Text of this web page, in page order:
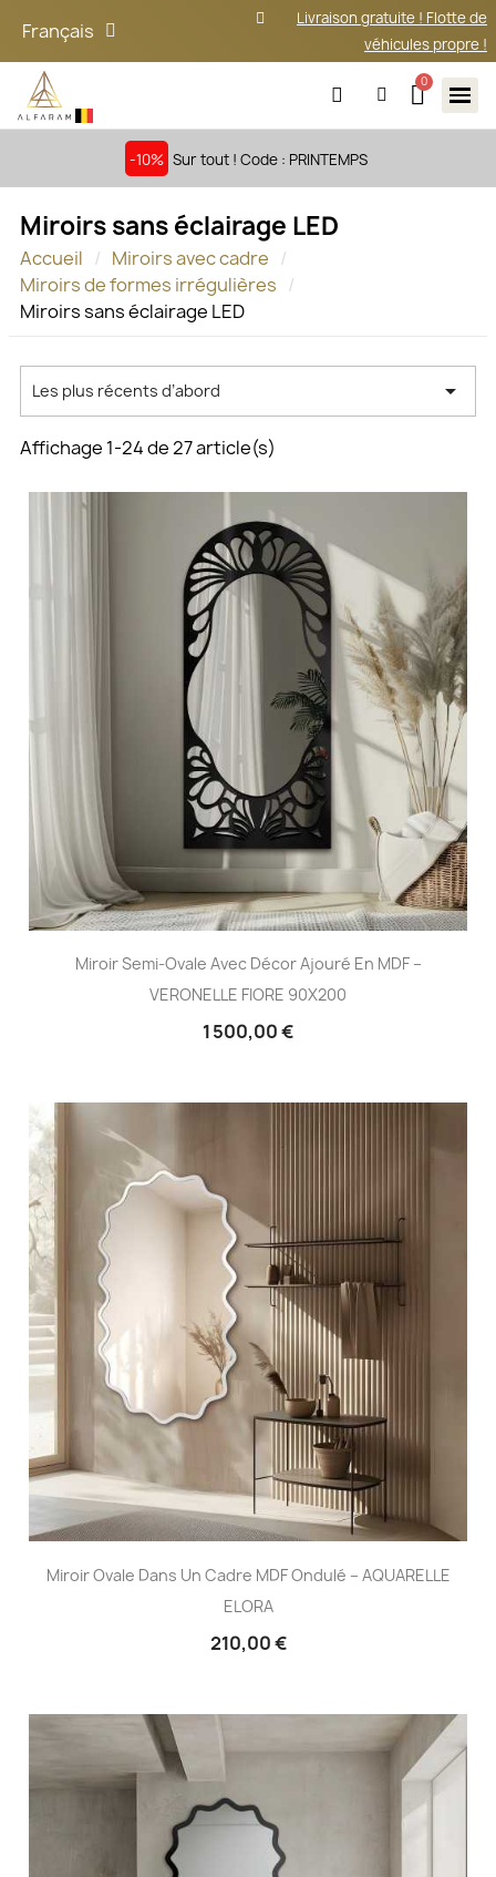
Français
Livraison gratuite ! Flotte de
véhicules propre !
-10% Sur tout ! Code : PRINTEMPS
Miroirs sans éclairage LED
Accueil
Miroirs avec cadre
Miroirs de formes irrégulières
Miroirs sans éclairage LED
Les plus récents d’abord 
Affichage 1-24 de 27 article(s)
Miroir Semi-Ovale Avec Décor Ajouré En MDF –
VERONELLE FIORE 90X200
1 500,00 €
Miroir Ovale Dans Un Cadre MDF Ondulé – AQUARELLE
ELORA
210,00 €